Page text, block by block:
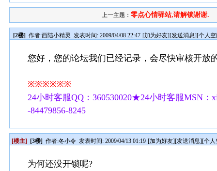
上一主题：零点心情驿站,请解锁谢谢.
[2楼] 作者:西陆小精灵 发表时间: 2009/04/08 22:47 [加为好友][发送消息][个人
您好，您的论坛我们已经记录，会尽快审核开放
※※※※※※
24小时客服QQ：360530020★24小时客服MSN
-84479856-8245
[楼主] [3楼] 作者:冬小令 发表时间: 2009/04/13 01:19 [加为好友][发送消息][个人
为何还没开锁呢?